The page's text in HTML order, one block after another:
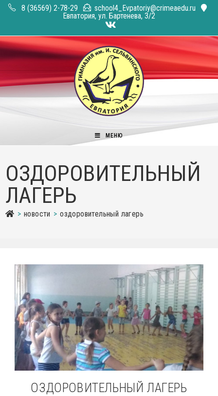
Перейти
8 (36569) 2-78-29
school4_Evpatoriy@crimeaedu.ru
Евпатория, ул. Бартенева, 3/2
МЕНЮ
ОЗДОРОВИТЕЛЬНЫЙ
ЛАГЕРЬ
> новости > оздоровительный лагерь
ОЗДОРОВИТЕЛЬНЫЙ ЛАГЕРЬ